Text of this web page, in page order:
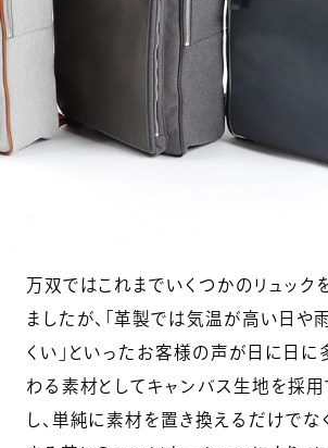
万双ではこれまでいくつかのリュック
ましたが、「革製では気温が高い日や
くい」といったお客様の声が日に日に
わる素材としてキャンバス生地を採用
し、単純に素材を置き換えるだけでな